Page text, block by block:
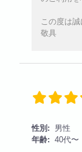
この度は誠
敬具
性別:
男性
年齢: 40代〜